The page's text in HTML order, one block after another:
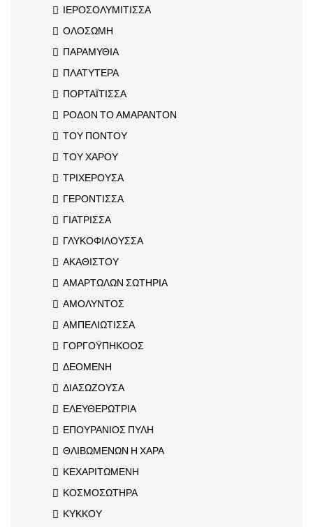
ΙΕΡΟΣΟΛΥΜΙΤΙΣΣΑ
ΟΛΟΣΩΜΗ
ΠΑΡΑΜΥΘΙΑ
ΠΛΑΤΥΤΕΡΑ
ΠΟΡΤΑΪΤΙΣΣΑ
ΡΟΔΟΝ ΤΟ ΑΜΑΡΑΝΤΟΝ
ΤΟΥ ΠΟΝΤΟΥ
ΤΟΥ ΧΑΡΟΥ
ΤΡΙΧΕΡΟΥΣΑ
ΓΕΡΟΝΤΙΣΣΑ
ΓΙΑΤΡΙΣΣΑ
ΓΛΥΚΟΦΙΛΟΥΣΣΑ
ΑΚΑΘΙΣΤΟΥ
ΑΜΑΡΤΩΛΩΝ ΣΩΤΗΡΙΑ
ΑΜΟΛΥΝΤΟΣ
ΑΜΠΕΛΙΩΤΙΣΣΑ
ΓΟΡΓΟΫΠΗΚΟΟΣ
ΔΕΟΜΕΝΗ
ΔΙΑΣΩΖΟΥΣΑ
ΕΛΕΥΘΕΡΩΤΡΙΑ
ΕΠΟΥΡΑΝΙΟΣ ΠΥΛΗ
ΘΛΙΒΩΜΕΝΩΝ Η ΧΑΡΑ
ΚΕΧΑΡΙΤΩΜΕΝΗ
ΚΟΣΜΟΣΩΤΗΡΑ
ΚΥΚΚΟΥ